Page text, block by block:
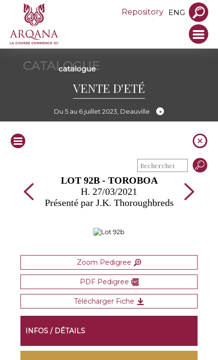
Repository ENG
CATALOGUE
catalogue
VENTE D'ETÉ
Du 5 au 6 juillet 2023, Deauville
LOT 92B - TOROBOA
H. 27/03/2021
Présenté par J.K. Thoroughbreds
Zoom Pedigree
PDF Pedigree
Télécharger Fiche
INFOS / DÉTAILS